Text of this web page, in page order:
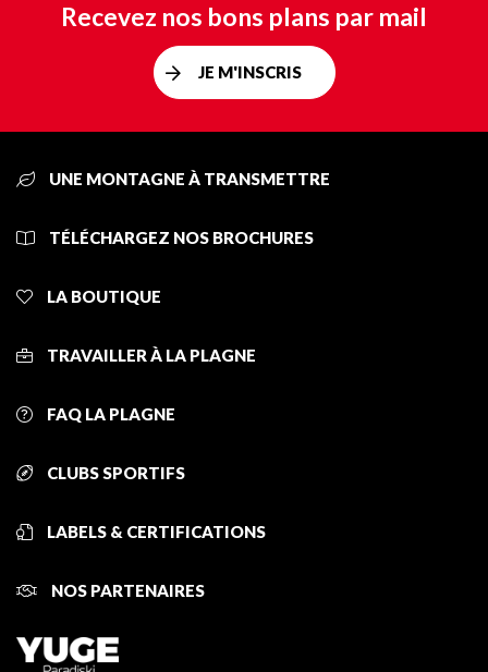
Recevez nos bons plans par mail
JE M'INSCRIS
UNE MONTAGNE À TRANSMETTRE
TÉLÉCHARGEZ NOS BROCHURES
LA BOUTIQUE
TRAVAILLER À LA PLAGNE
FAQ LA PLAGNE
CLUBS SPORTIFS
LABELS & CERTIFICATIONS
NOS PARTENAIRES